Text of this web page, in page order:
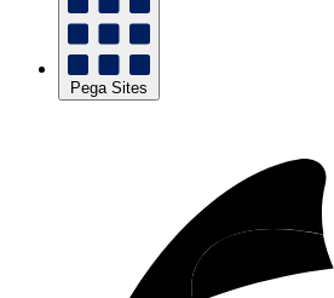
Pega Sites